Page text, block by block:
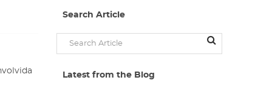
Search Article
Latest from the Blog